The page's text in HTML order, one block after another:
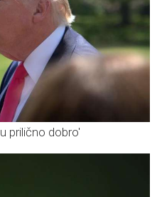
prilično dobro'